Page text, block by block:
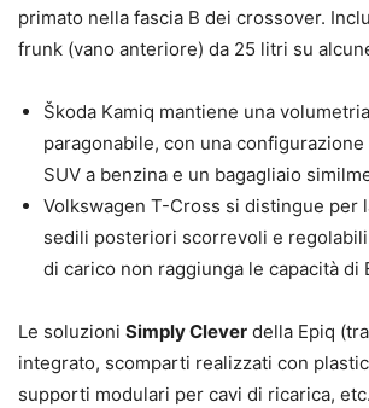
primato nella fascia B dei crossover.
frunk (vano anteriore) da 25 litri su
Škoda Kamiq mantiene una
paragonabile, con una
SUV a benzina e un bagagliaio
Volkswagen T-Cross si distingue per
sedili posteriori scorrevoli e
di carico non raggiunga le capacità di
Le soluzioni Simply Clever della Epiq
integrato, scomparti realizzati con
supporti modulari per cavi di ricarica,